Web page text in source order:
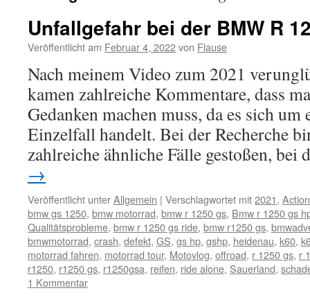
Unfallgefahr bei der BMW R
Veröffentlicht am Februar 4, 2022von Flause
Nach meinem Video zum 2021
kamen zahlreiche Kommentare, dass
Gedanken machen muss, da es sich
Einzelfall handelt. Bei der Recherche
zahlreiche ähnliche Fälle gestoßen,
→
Veröffentlicht unterAllgemein | Verschlagwortet mit2021,
bmw gs 1250, bmw motorrad, bmw r 1250 gs, Bmw r 1250 gs
Qualitätsprobleme, bmw r 1250 gs ride, bmw r1250 gs,
bmwmotorrad, crash, defekt, GS, gs hp, gshp, heidenau, k60,
motorrad fahren, motorrad tour, Motovlog, offroad, r 1250 gs, r
r1250, r1250 gs, r1250gsa, reifen, ride alone, Sauerland,
1 Kommentar